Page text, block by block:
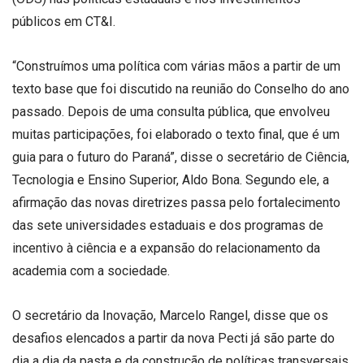
públicos em CT&I.
“Construímos uma política com várias mãos a partir de um
texto base que foi discutido na reunião do Conselho do ano
passado. Depois de uma consulta pública, que envolveu
muitas participações, foi elaborado o texto final, que é um
guia para o futuro do Paraná”, disse o secretário de Ciência,
Tecnologia e Ensino Superior, Aldo Bona. Segundo ele, a
afirmação das novas diretrizes passa pelo fortalecimento
das sete universidades estaduais e dos programas de
incentivo à ciência e a expansão do relacionamento da
academia com a sociedade.
O secretário da Inovação, Marcelo Rangel, disse que os
desafios elencados a partir da nova Pecti já são parte do